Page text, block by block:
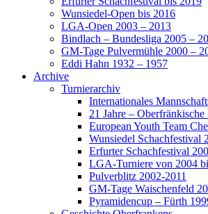
Wunsiedel-Open bis 2016
LGA-Open 2003 – 2013
Bindlach – Bundesliga 2005 –
GM-Tage Pulvermühle 2000 –
Eddi Hahn 1932 – 1957
Archive
Turnierarchiv
Internationales
21 Jahre – Oberfränkische
European Youth Team
Wunsiedel Schachfestival
Erfurter Schachfestival
LGA-Turniere von 2004
Pulverblitz 2002-2011
GM-Tage Waischenfeld
Pyramidencup – Fürth